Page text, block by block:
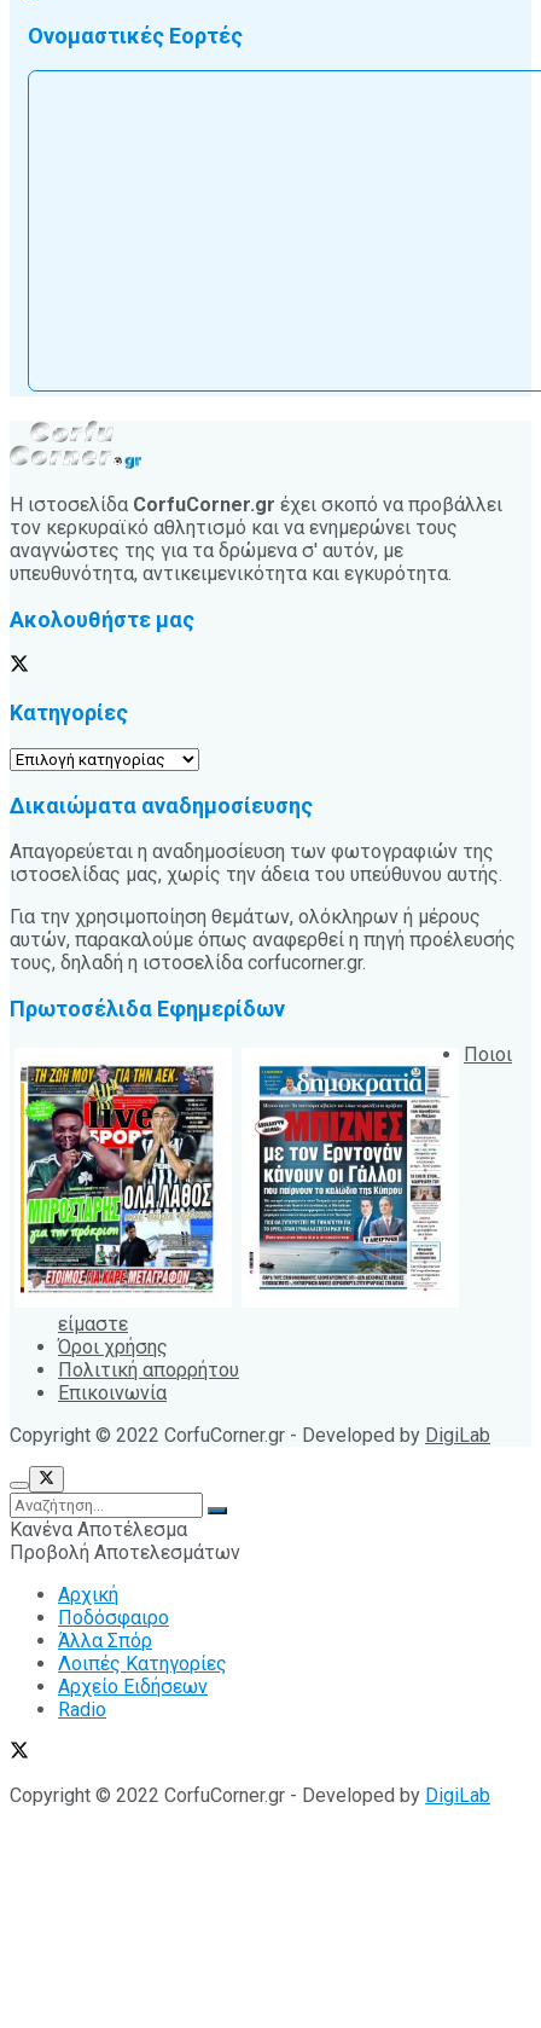
Ονομαστικές Εορτές
Η ιστοσελίδα CorfuCorner.gr έχει σκοπό να προβάλλει
τον κερκυραϊκό αθλητισμό και να ενημερώνει τους
αναγνώστες της για τα δρώμενα σ' αυτόν, με
υπευθυνότητα, αντικειμενικότητα και εγκυρότητα.
Ακολουθήστε μας
Κατηγορίες
Κατηγορίες
Δικαιώματα αναδημοσίευσης
Απαγορεύεται η αναδημοσίευση των φωτογραφιών της
ιστοσελίδας μας, χωρίς την άδεια του υπεύθυνου αυτής.
Για την χρησιμοποίηση θεμάτων, ολόκληρων ή μέρους
αυτών, παρακαλούμε όπως αναφερθεί η πηγή προέλευσής
τους, δηλαδή η ιστοσελίδα corfucorner.gr.
Πρωτοσέλιδα Εφημερίδων
Ποιοι
είμαστε
Όροι χρήσης
Πολιτική απορρήτου
Επικοινωνία
Copyright © 2022 CorfuCorner.gr - Developed by DigiLab
Κανένα Αποτέλεσμα
Προβολή Αποτελεσμάτων
Αρχική
Ποδόσφαιρο
Άλλα Σπόρ
Λοιπές Κατηγορίες
Αρχείο Ειδήσεων
Radio
Copyright © 2022 CorfuCorner.gr - Developed by DigiLab